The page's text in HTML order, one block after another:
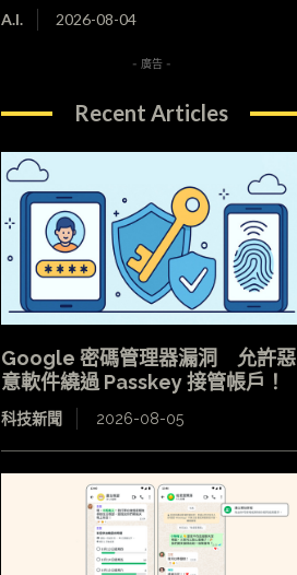
A.I. 2026-08-04
- 廣告 -
Recent Articles
Google 密碼管理器漏洞 允許惡
意軟件繞過 Passkey 接管帳戶！
科技新聞 2026-08-05